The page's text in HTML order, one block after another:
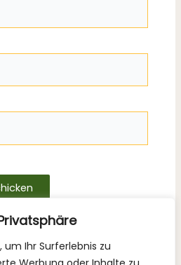
um Ihr Surferlebnis zu